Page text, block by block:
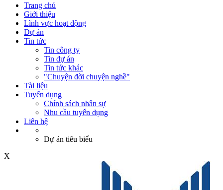
Trang chủ
Giới thiệu
Lĩnh vực hoạt động
Dự án
Tin tức
Tin công ty
Tin dự án
Tin tức khác
"Chuyện đời chuyện nghề"
Tài liệu
Tuyển dụng
Chính sách nhân sự
Nhu cầu tuyển dụng
Liên hệ
Dự án tiêu biểu
X